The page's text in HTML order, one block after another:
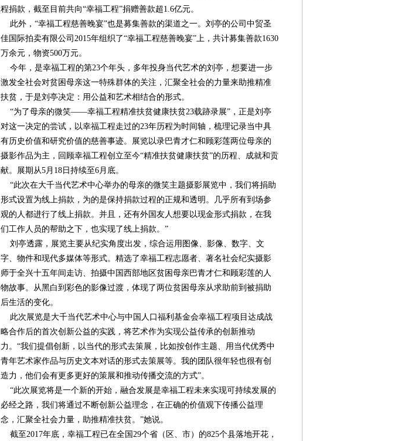
程捐款，截至目前共向“幸福工程”捐赠善款超1.6亿元。
此外，“幸福工程慈善晚宴”也是募集善款的渠道之一。刘亭的公司中贸圣
佳国际拍卖有限公司2015年组织了“幸福工程慈善晚宴”上，共计募集善款1630
万余元，物资500万元。
今年，是幸福工程的第23个年头，多年投身当代艺术的刘亭，想要进一步
激发全社会对贫困母亲这一特殊群体的关注，汇聚全社会的力量来助推精准
扶贫，于是刘亭决定：用公益和艺术相结合的形式。
“为了母亲的微笑——幸福工程精准扶贫健康扶贫23载跡录展”，正是刘亭
对这一决定的尝试，以幸福工程走过的23年历程为时间轴，梳理记录当中具
有历史价值和研究价值的慈善事迹。展览以录巴青才仁和顾彩莲两位母亲的
摄影作品为主，回顾幸福工程创立至今“精准扶贫健康扶贫”的历程、成就和贡
献。展期从5月18日持续至6月底。
“此次在大千当代艺术中心举办的母亲的微笑主题摄影展览中，我们将捐助
形式设置为线上捐款，为的是保持捐款过程的正规和透明。几乎所有到场参
观的人都进行了线上捐款。并且，还有外国友人想要以现金形式捐款，在我
们工作人员的帮助之下，也实现了线上捐款。”
刘亭透露，展览主要从纪实角度出发，综合运用图像、影像、数字、文
字、物件和现代多媒体等形式。精选了幸福工程志愿者、著名社会纪实摄影
师于全兴十五年间走访、拍摄中国西部地区贫困母亲巴青才仁和顾彩莲的人
物故事。从黑白到彩色的影像过渡，体现了两位贫困母亲从求助前到被捐助
后生活的变化。
此次展览是大千当代艺术中心与中国人口福利基金会幸福工程项目达成战
略合作后的首次创新公益的实践，将艺术作为实现公益传承的创新推动
力。“我们提倡创新，以当代的形式去策展，比如按创作主题、用当代优秀中
青年艺术家作品与历史文本对话的形式去策展等。我的团队很年轻也很有创
造力，他们会有更多更好的策展和推动传播交流的方式”。
“此次展览将是一个新的开始，融合发展是幸福工程未来实现可持续发展的
必经之路，我们将通过不断创新公益理念，在正确的价值观下传播公益理
念，汇聚全社会力量，助推精准扶贫。”她说。
截至2017年底，幸福工程已在全国29个省（区、市）的825个县落地开花，